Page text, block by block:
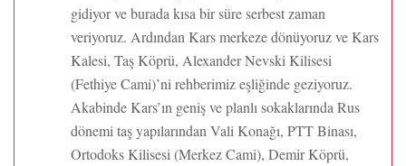
gidiyor ve burada kısa bir süre serbest zaman
veriyoruz. Ardından Kars merkeze dönüyoruz ve Kars
Kalesi, Taş Köprü, Alexander Nevski Kilisesi
(Fethiye Cami)’ni rehberimiz eşliğinde geziyoruz.
Akabinde Kars’ın geniş ve planlı sokaklarında Rus
dönemi taş yapılarından Vali Konağı, PTT Binası,
Ortodoks Kilisesi (Merkez Cami), Demir Köprü,